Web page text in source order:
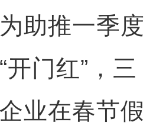
助推一季度
门红”，三
业在春节假